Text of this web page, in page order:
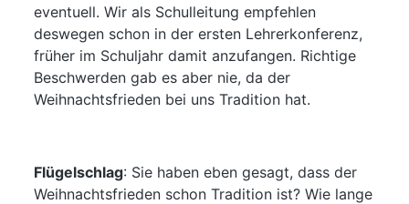
eventuell. Wir als Schulleitung empfehlen
deswegen schon in der ersten Lehrerkonferenz,
früher im Schuljahr damit anzufangen. Richtige
Beschwerden gab es aber nie, da der
Weihnachtsfrieden bei uns Tradition hat.
Flügelschlag: Sie haben eben gesagt, dass der
Weihnachtsfrieden schon Tradition ist? Wie lange